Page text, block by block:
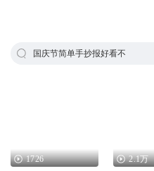
国庆节简单手抄报好看不
1726 2.1万